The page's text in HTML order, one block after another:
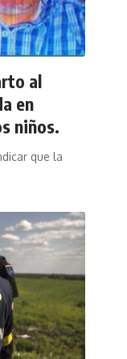
al
en
niños.
que la